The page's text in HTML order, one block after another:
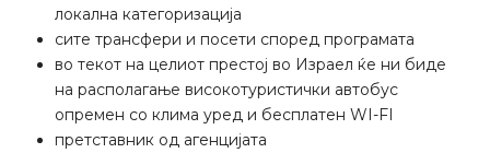
локална категоризација
сите трансфери и посети според програмата
во текот на целиот престој во Израел ќе ни биде
на располагање високотуристички автобус
опремен со клима уред и бесплатен WI-FI
претставник од агенцијата